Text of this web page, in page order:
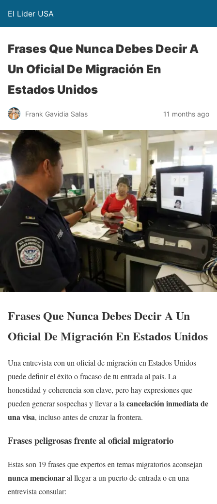
El Lider USA
Frases Que Nunca Debes Decir A
Un Oficial De Migración En
Estados Unidos
Frank Gavidia Salas 11 months ago
Frases Que Nunca Debes Decir A Un
Oficial De Migración En Estados Unidos
Una entrevista con un oficial de migración en Estados Unidos
puede definir el éxito o fracaso de tu entrada al país. La
honestidad y coherencia son clave, pero hay expresiones que
pueden generar sospechas y llevar a la cancelación inmediata de
una visa, incluso antes de cruzar la frontera.
Frases peligrosas frente al oficial migratorio
Estas son 19 frases que expertos en temas migratorios aconsejan
nunca mencionaral llegar a un puerto de entrada o en una
entrevista consular: